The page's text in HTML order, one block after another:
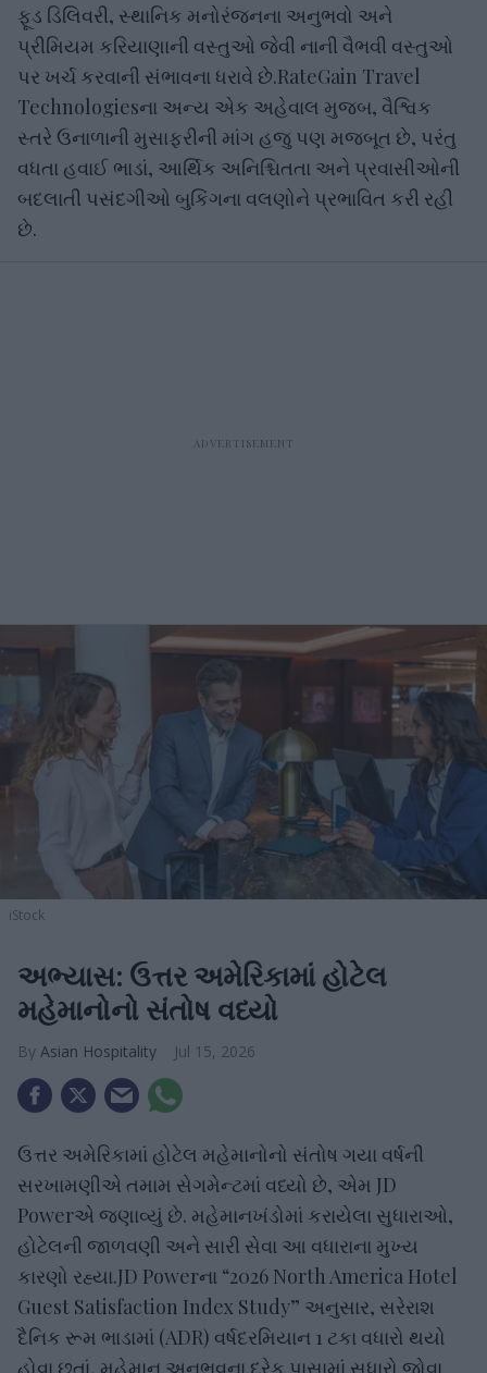
ફૂડ ડિલિવરી, સ્થાનિક મનોરંજનના અનુભવો અને
પ્રીમિયમ કરિયાણાની વસ્તુઓ જેવી નાની વૈભવી વસ્તુઓ
પર ખર્ચ કરવાની સંભાવના ધરાવે છે.RateGain Travel
Technologiesના અન્ય એક અહેવાલ મુજબ, વૈશ્વિક
સ્તરે ઉનાળાની મુસાફરીની માંગ હજુ પણ મજબૂત છે, પરંતુ
વધતા હવાઈ ભાડાં, આર્થિક અનિશ્ચિતતા અને પ્રવાસીઓની
બદલાતી પસંદગીઓ બુકિંગના વલણોને પ્રભાવિત કરી રહી
છે.
iStock
અભ્યાસ: ઉત્તર અમેરિકામાં હોટેલ
મહેમાનોનો સંતોષ વધ્યો
Asian Hospitality Jul 15, 2026
ઉત્તર અમેરિકામાં હોટેલ મહેમાનોનો સંતોષ ગયા વર્ષની
સરખામણીએ તમામ સેગમેન્ટમાં વધ્યો છે, એમ JD
Powerએ જણાવ્યું છે. મહેમાનખંડોમાં કરાયેલા સુધારાઓ,
હોટેલની જાળવણી અને સારી સેવા આ વધારાના મુખ્ય
કારણો રહ્યા.JD Powerના “2026 North America Hotel
Guest Satisfaction Index Study” અનુસાર, સરેરાશ
દૈનિક રૂમ ભાડામાં (ADR) વર્ષદરમિયાન 1 ટકા વધારો થયો
હોવા છતાં, મહેમાન અનુભવના દરેક પાસામાં સુધારો જોવા